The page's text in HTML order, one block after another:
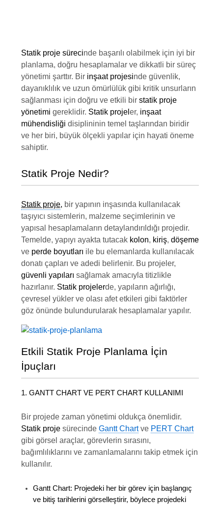
Statik proje sürecinde başarılı olabilmek için iyi bir
planlama, doğru hesaplamalar ve dikkatli bir süreç
yönetimi şarttır. Bir inşaat projesinde güvenlik,
dayanıklılık ve uzun ömürlülük gibi kritik unsurların
sağlanması için doğru ve etkili bir statik proje
yönetimi gereklidir. Statik projel er, inşaat
mühendisliği disiplininin temel taşlarından biridir
ve her biri, büyük ölçekli yapılar için hayati öneme
sahiptir.
Statik Proje Nedir?
Statik proje, bir yapının inşasında kullanılacak
taşıyıcı sistemlerin, malzeme seçimlerinin ve
yapısal hesaplamaların detaylandırıldığı projedir.
Temelde, yapıyı ayakta tutacak kolon, kiriş, döşeme
ve perde boyutları ile bu elemanlarda kullanılacak
donatı çapları ve adedi belirlenir. Bu projeler,
güvenli yapıları sağlamak amacıyla titizlikle
hazırlanır. Statik projelerde, yapıların ağırlığı,
çevresel yükler ve olası afet etkileri gibi faktörler
göz önünde bulundurularak hesaplamalar yapılır.
Etkili Statik Proje Planlama İçin
İpuçları
1. GANTT CHART VE PERT CHART KULLANIMI
Bir projede zaman yönetimi oldukça önemlidir.
Statik projesürecinde Gantt Chartve PERT Chart
gibi görsel araçlar, görevlerin sırasını,
bağımlılıklarını ve zamanlamalarını takip etmek için
kullanılır.
Gantt Chart: Projedeki her bir görev için başlangıç
ve bitiş tarihlerini görselleştirir, böylece projedeki